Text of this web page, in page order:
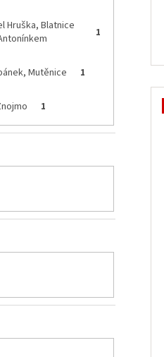
Hruška, Blatnice
1
Mutěnice 1
1